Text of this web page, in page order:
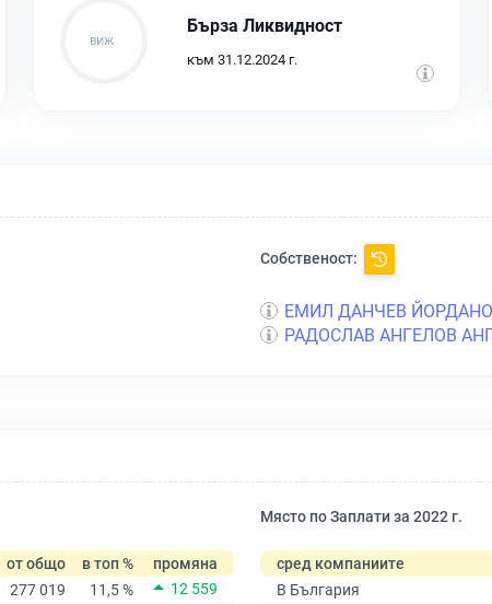
Бърза Ликвидност
към 31.12.2024 г.
Собственост:
ЕМИЛ ДАНЧЕВ
РАДОСЛАВ АНГЕЛОВ
от общо в топ %
промяна
277 019 11,5 %
12 559
Място по Заплати за 2022 г.
сред компаниите
В България